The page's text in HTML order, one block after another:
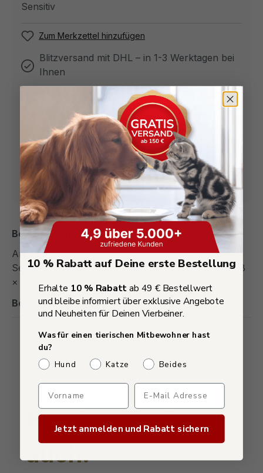
Sensitiv
Zum Merkzettel hinzufügen
Blitzversand mit DHL – in 1-3 Werktagen bei
Ihnen
Premium-Zutaten – artgerecht und
transparent deklariert
Sichere Zahlungsarten – PayPal, Rechnung,
Apple Pay, Klarna uvm.
30 Tage Geld-zurück-Garantie
Mehr als 119 mal gekauft!
Beschreibung
Angebot Hundefutter Sparpaket – Lamm & Reis
Sensitiv Trockenfutter + Nassfutter Mix – 10 kg + 18
× 150 g Dieses Ange…
Mehr
Bewertungen
Produktgalerie überspringen
Kunden kauften
auch:
10 % Rabatt auf Deine erste Bestellung
Erhalte 10 % Rabattab 49 € Bestellwert
und bleibe informiert über exklusive Angebote
und Neuheiten für Deinen Vierbeiner.
Was für einen tierischen Mitbewohner hast
du?
Welches Haustier hast du?
Hund Katze Beides
Verpasse keine
Jetzt anmelden und Rabatt sichern